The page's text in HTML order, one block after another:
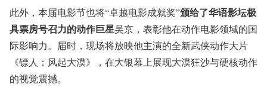
此外，本届电影节也将“卓越电影成就奖”颁给了华语影坛极
具票房号召力的动作巨星吴京，表彰他在动作电影领域的国
际影响力。届时，现场将放映他主演的全新武侠动作大片
《镖人：风起大漠》，在大银幕上展现大漠狂沙与硬核动作
的视觉震撼。